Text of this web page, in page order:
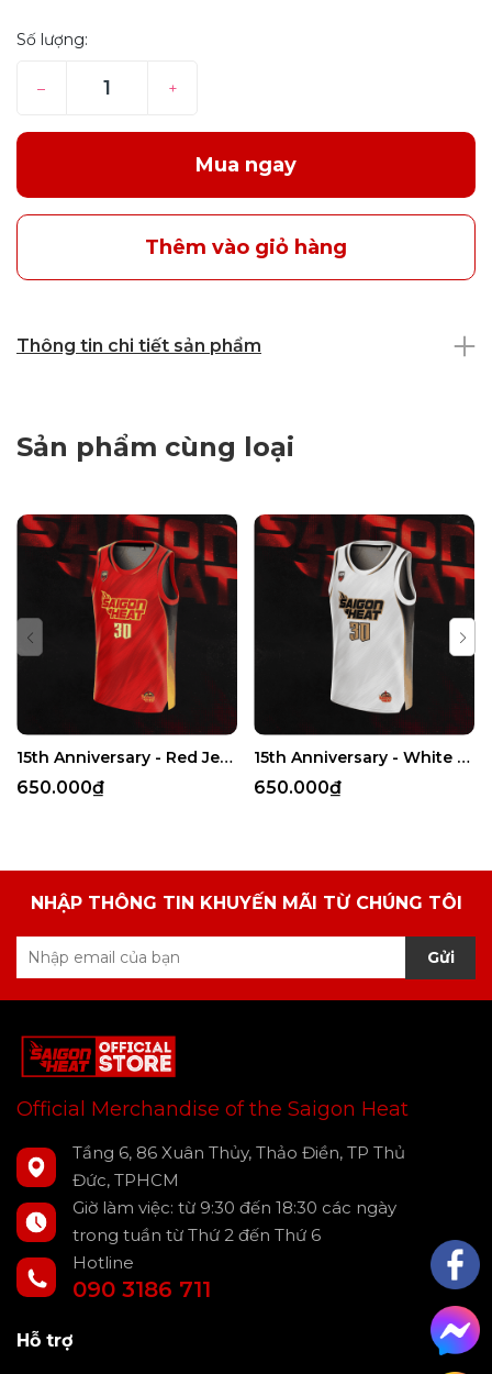
Số lượng:
– +
Mua ngay
Thêm vào giỏ hàng
Thông tin chi tiết sản phẩm
Sản phẩm cùng loại
15th Anniversary - Red Jersey
650.000₫
15th Anniversary - White Jersey
650.000₫
NHẬP THÔNG TIN KHUYẾN MÃI TỪ CHÚNG TÔI
Gửi
Official Merchandise of the Saigon Heat
Tầng 6, 86 Xuân Thủy, Thảo Điền, TP Thủ
Đức, TPHCM
Giờ làm việc: từ 9:30 đến 18:30 các ngày
trong tuần từ Thứ 2 đến Thứ 6
Hotline
090 3186 711
Hỗ trợ